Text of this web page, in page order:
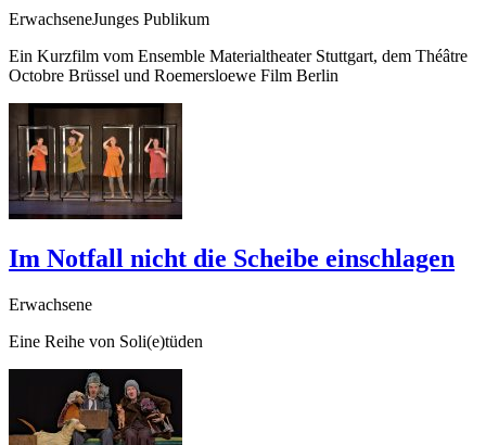
ErwachseneJunges Publikum
Ein Kurzfilm vom Ensemble Materialtheater Stuttgart, dem Théâtre
Octobre Brüssel und Roemersloewe Film Berlin
Im Notfall nicht die Scheibe einschlagen
Erwachsene
Eine Reihe von Soli(e)tüden